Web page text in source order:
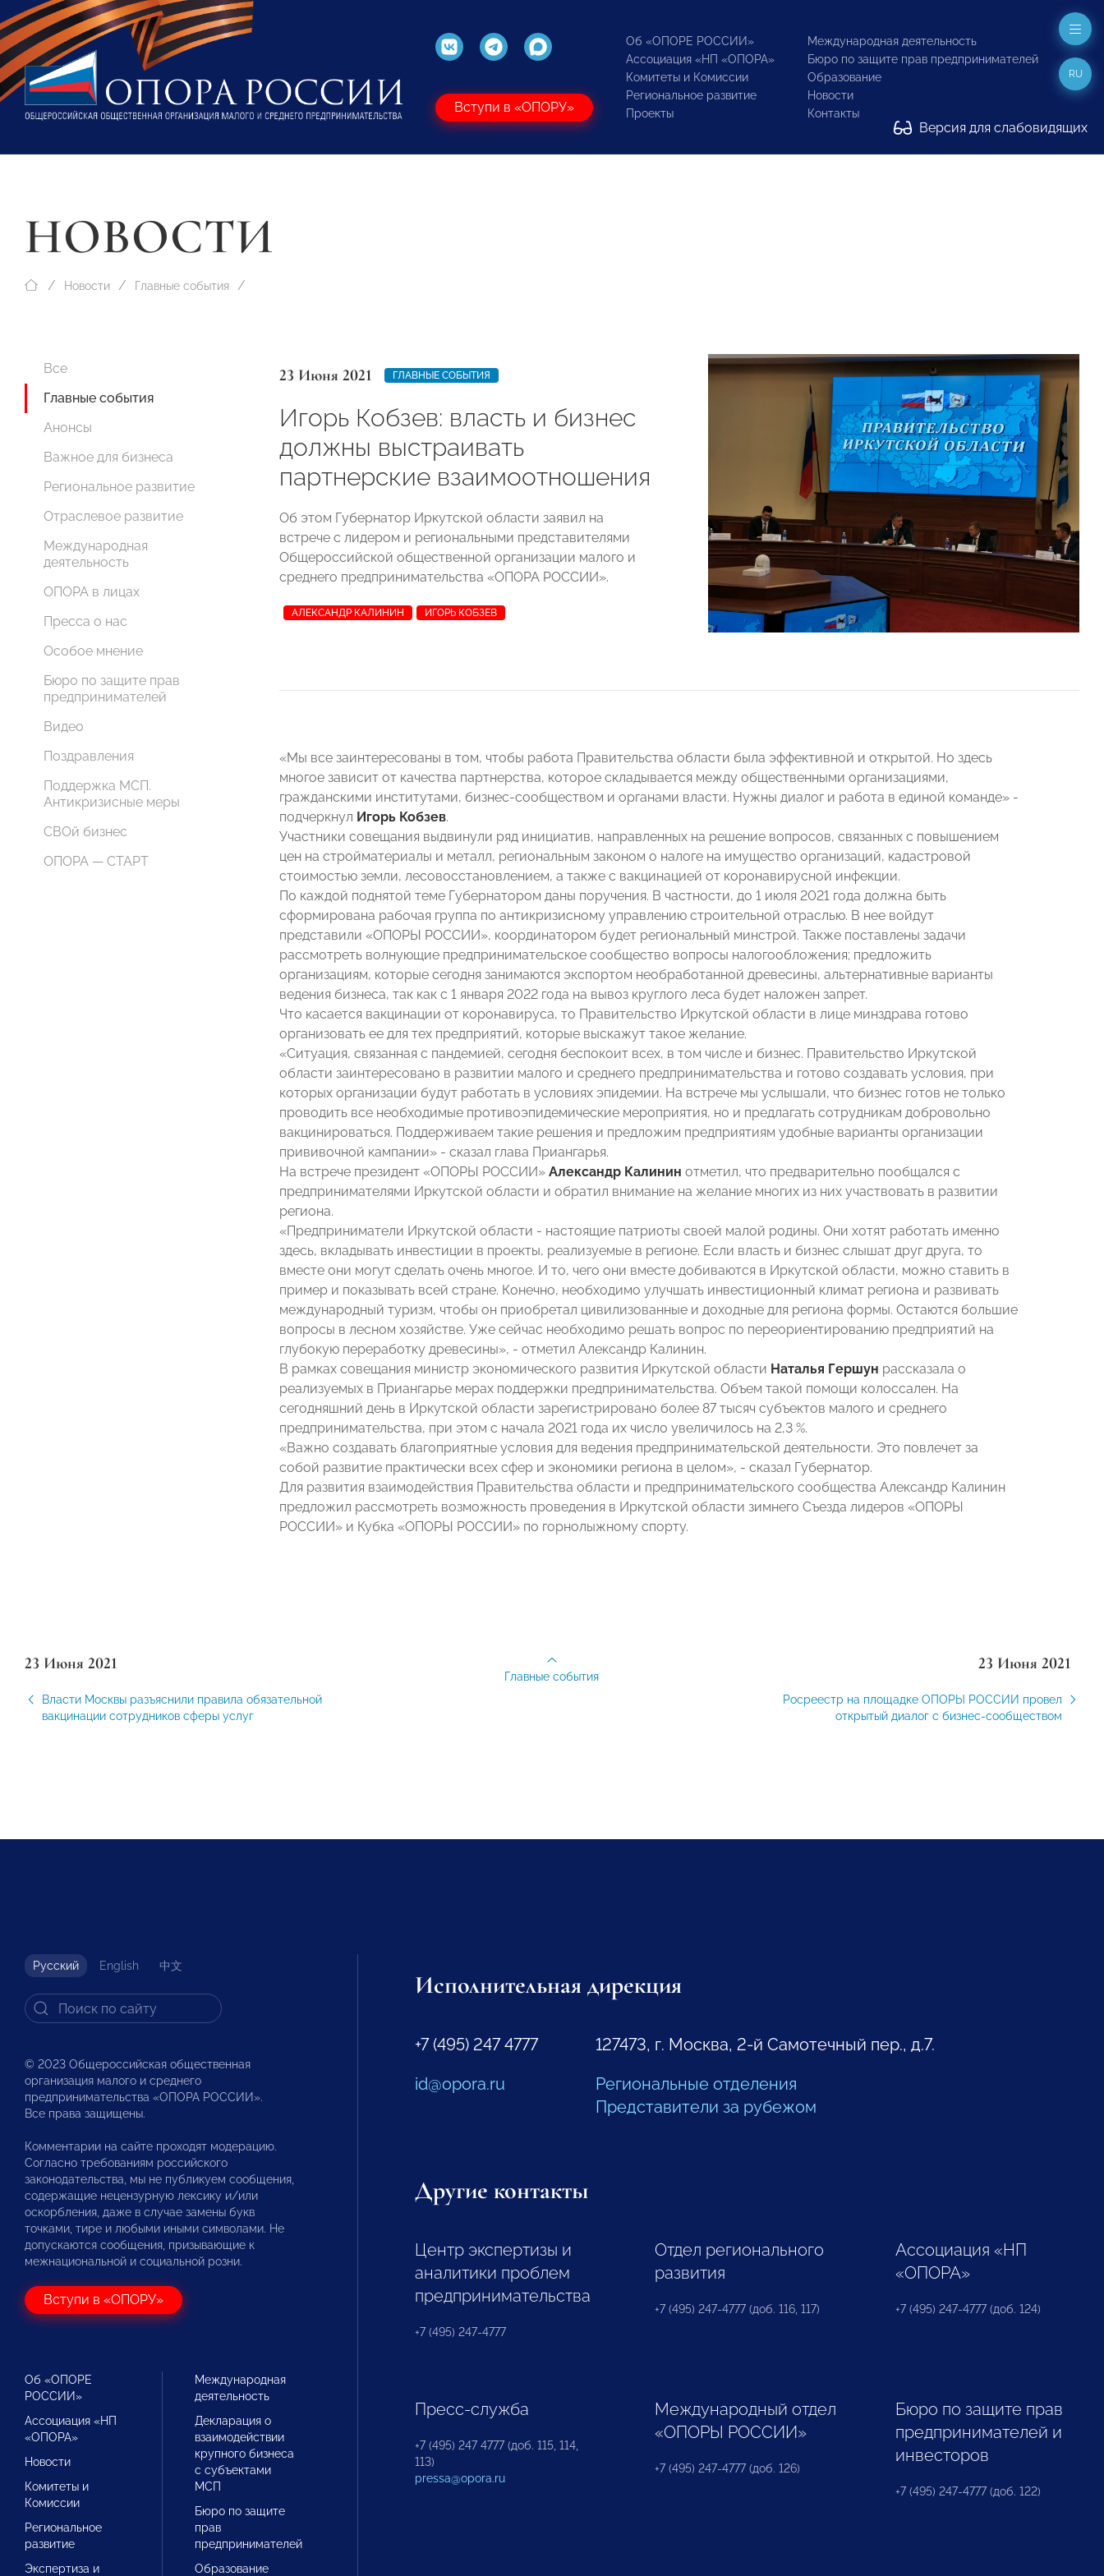
Вступи в «ОПОРУ»
Об «ОПОРЕ РОССИИ»
Ассоциация «НП «ОПОРА»
Комитеты и Комиссии
Региональное развитие
Проекты
Международная деятельность
Бюро по защите прав предпринимателей
Образование
Новости
Контакты
Версия для слабовидящих
RU
НОВОСТИ
Новости Главные события
Все
Главные события
Анонсы
Важное для бизнеса
Региональное развитие
Отраслевое развитие
Международная
деятельность
ОПОРА в лицах
Пресса о нас
Особое мнение
Бюро по защите прав
предпринимателей
Видео
Поздравления
Поддержка МСП.
Антикризисные меры
СВОй бизнес
ОПОРА — СТАРТ
23 Июня 2021 ГЛАВНЫЕ СОБЫТИЯ
Игорь Кобзев: власть и бизнес
должны выстраивать
партнерские взаимоотношения
Об этом Губернатор Иркутской области заявил на
встрече с лидером и региональными представителями
Общероссийской общественной организации малого и
среднего предпринимательства «ОПОРА РОССИИ».
АЛЕКСАНДР КАЛИНИН ИГОРЬ КОБЗЕВ
«Мы все заинтересованы в том, чтобы работа Правительства области была эффективной и открытой. Но здесь
многое зависит от качества партнерства, которое складывается между общественными организациями,
гражданскими институтами, бизнес-сообществом и органами власти. Нужны диалог и работа в единой команде» -
подчеркнул Игорь Кобзев.
Участники совещания выдвинули ряд инициатив, направленных на решение вопросов, связанных с повышением
цен на стройматериалы и металл, региональным законом о налоге на имущество организаций, кадастровой
стоимостью земли, лесовосстановлением, а также с вакцинацией от коронавирусной инфекции.
По каждой поднятой теме Губернатором даны поручения. В частности, до 1 июля 2021 года должна быть
сформирована рабочая группа по антикризисному управлению строительной отраслью. В нее войдут
представили «ОПОРЫ РОССИИ», координатором будет региональный минстрой. Также поставлены задачи
рассмотреть волнующие предпринимательское сообщество вопросы налогообложения; предложить
организациям, которые сегодня занимаются экспортом необработанной древесины, альтернативные варианты
ведения бизнеса, так как с 1 января 2022 года на вывоз круглого леса будет наложен запрет.
Что касается вакцинации от коронавируса, то Правительство Иркутской области в лице минздрава готово
организовать ее для тех предприятий, которые выскажут такое желание.
«Ситуация, связанная с пандемией, сегодня беспокоит всех, в том числе и бизнес. Правительство Иркутской
области заинтересовано в развитии малого и среднего предпринимательства и готово создавать условия, при
которых организации будут работать в условиях эпидемии. На встрече мы услышали, что бизнес готов не только
проводить все необходимые противоэпидемические мероприятия, но и предлагать сотрудникам добровольно
вакцинироваться. Поддерживаем такие решения и предложим предприятиям удобные варианты организации
прививочной кампании» - сказал глава Приангарья.
На встрече президент «ОПОРЫ РОССИИ» Александр Калинин отметил, что предварительно пообщался с
предпринимателями Иркутской области и обратил внимание на желание многих из них участвовать в развитии
региона.
«Предприниматели Иркутской области - настоящие патриоты своей малой родины. Они хотят работать именно
здесь, вкладывать инвестиции в проекты, реализуемые в регионе. Если власть и бизнес слышат друг друга, то
вместе они могут сделать очень многое. И то, чего они вместе добиваются в Иркутской области, можно ставить в
пример и показывать всей стране. Конечно, необходимо улучшать инвестиционный климат региона и развивать
международный туризм, чтобы он приобретал цивилизованные и доходные для региона формы. Остаются большие
вопросы в лесном хозяйстве. Уже сейчас необходимо решать вопрос по переориентированию предприятий на
глубокую переработку древесины», - отметил Александр Калинин.
В рамках совещания министр экономического развития Иркутской области Наталья Гершун рассказала о
реализуемых в Приангарье мерах поддержки предпринимательства. Объем такой помощи колоссален. На
сегодняшний день в Иркутской области зарегистрировано более 87 тысяч субъектов малого и среднего
предпринимательства, при этом с начала 2021 года их число увеличилось на 2,3 %.
«Важно создавать благоприятные условия для ведения предпринимательской деятельности. Это повлечет за
собой развитие практически всех сфер и экономики региона в целом», - сказал Губернатор.
Для развития взаимодействия Правительства области и предпринимательского сообщества Александр Калинин
предложил рассмотреть возможность проведения в Иркутской области зимнего Съезда лидеров «ОПОРЫ
РОССИИ» и Кубка «ОПОРЫ РОССИИ» по горнолыжному спорту.
23 Июня 2021
Власти Москвы разъяснили правила обязательной
вакцинации сотрудников сферы услуг
23 Июня 2021
Росреестр на площадке ОПОРЫ РОССИИ провел
открытый диалог с бизнес-сообществом
Главные события
Русский English 中文
© 2023 Общероссийская общественная
организация малого и среднего
предпринимательства «ОПОРА РОССИИ».
Все права защищены.
Комментарии на сайте проходят модерацию.
Согласно требованиям российского
законодательства, мы не публикуем сообщения,
содержащие нецензурную лексику и/или
оскорбления, даже в случае замены букв
точками, тире и любыми иными символами. Не
допускаются сообщения, призывающие к
межнациональной и социальной розни.
Вступи в «ОПОРУ»
Об «ОПОРЕ
РОССИИ»
Ассоциация «НП
«ОПОРА»
Новости
Комитеты и
Комиссии
Региональное
развитие
Экспертиза и
Международная
деятельность
Декларация о
взаимодействии
крупного бизнеса
с субъектами
МСП
Бюро по защите
прав
предпринимателей
Образование
Исполнительная дирекция
+7 (495) 247 4777
id@opora.ru
127473, г. Москва, 2-й Самотечный пер., д.7.
Региональные отделения
Представители за рубежом
Другие контакты
Центр экспертизы и
аналитики проблем
предпринимательства
+7 (495) 247-4777
Отдел регионального
развития
+7 (495) 247-4777 (доб. 116, 117)
Ассоциация «НП
«ОПОРА»
+7 (495) 247-4777 (доб. 124)
Пресс-служба
+7 (495) 247 4777 (доб. 115, 114,
113)
pressa@opora.ru
Международный отдел
«ОПОРЫ РОССИИ»
+7 (495) 247-4777 (доб. 126)
Бюро по защите прав
предпринимателей и
инвесторов
+7 (495) 247-4777 (доб. 122)